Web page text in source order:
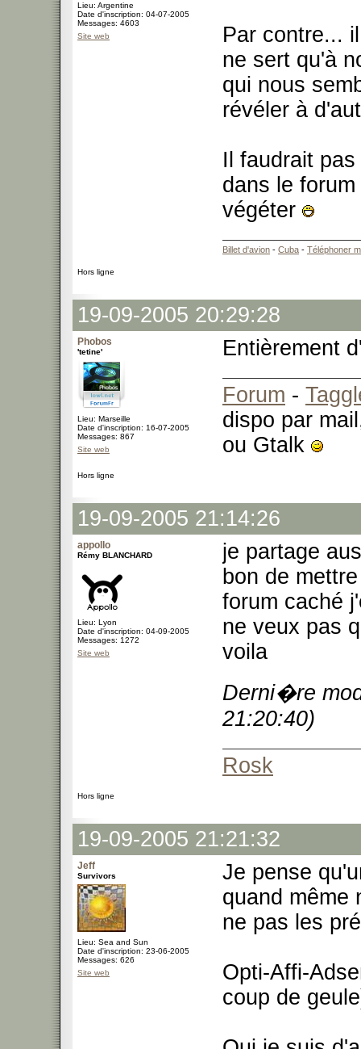
Lieu: Argentine
Date d'inscription: 04-07-2005
Messages: 4603
Site web
Par contre...
ne sert qu'à
qui nous
révéler à
Il faudrait
dans le
végéter
Billet d'avion - Cuba - Téléphoner
Hors ligne
19-09-2005 20:29:28
Phobos
'tetine'
Lieu: Marseille
Date d'inscription: 16-07-2005
Messages: 867
Site web
Entièrement
Forum -
dispo par
ou Gtalk
Hors ligne
19-09-2005 21:14:26
appollo
Rémy BLANCHARD
Lieu: Lyon
Date d'inscription: 04-09-2005
Messages: 1272
Site web
je partage
bon de
forum caché
ne veux pas
voila
Derni�re
21:20:40)
Rosk
Hors ligne
19-09-2005 21:21:32
Jeff
Survivors
Lieu: Sea and Sun
Date d'inscription: 23-06-2005
Messages: 626
Site web
Je pense
quand même
ne pas les
Opti-Affi-
coup de